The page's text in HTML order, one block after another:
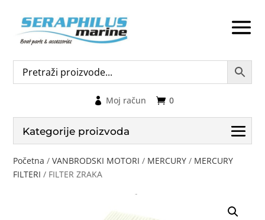
0
Moj račun
Kategorije proizvoda
Početna /VANBRODSKI MOTORI / MERCURY / MERCURY
FILTERI / FILTER ZRAKA